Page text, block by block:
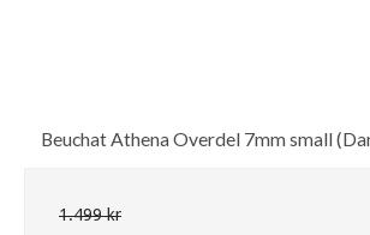
Beuchat Athena Overdel 7mm small
1.499 kr